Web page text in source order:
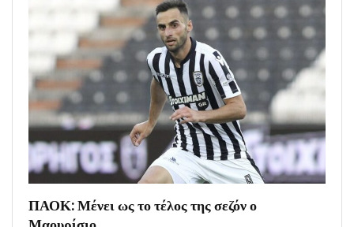
ΠΑΟΚ: Μένει ως το τέλος της σεζόν ο